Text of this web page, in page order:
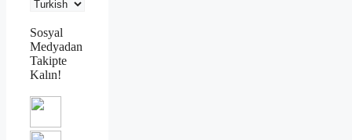
Sosyal
Medyadan
Takipte
Kalın!